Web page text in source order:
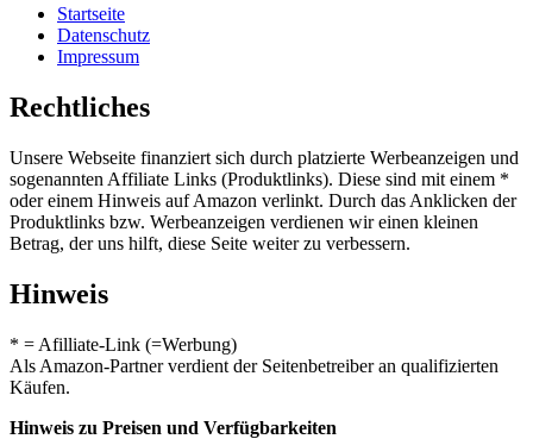
Startseite
Datenschutz
Impressum
Rechtliches
Unsere Webseite finanziert sich durch platzierte Werbeanzeigen und
sogenannten Affiliate Links (Produktlinks). Diese sind mit einem *
oder einem Hinweis auf Amazon verlinkt. Durch das Anklicken der
Produktlinks bzw. Werbeanzeigen verdienen wir einen kleinen
Betrag, der uns hilft, diese Seite weiter zu verbessern.
Hinweis
* = Afilliate-Link (=Werbung)
Als Amazon-Partner verdient der Seitenbetreiber an qualifizierten
Käufen.
Hinweis zu Preisen und Verfügbarkeiten